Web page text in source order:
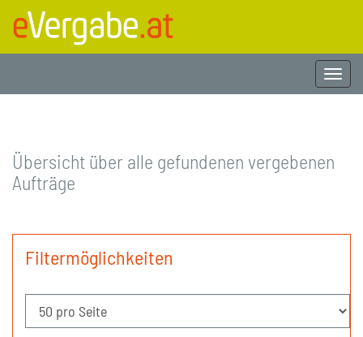
Übersicht über alle gefundenen vergebenen
Aufträge
Filtermöglichkeiten